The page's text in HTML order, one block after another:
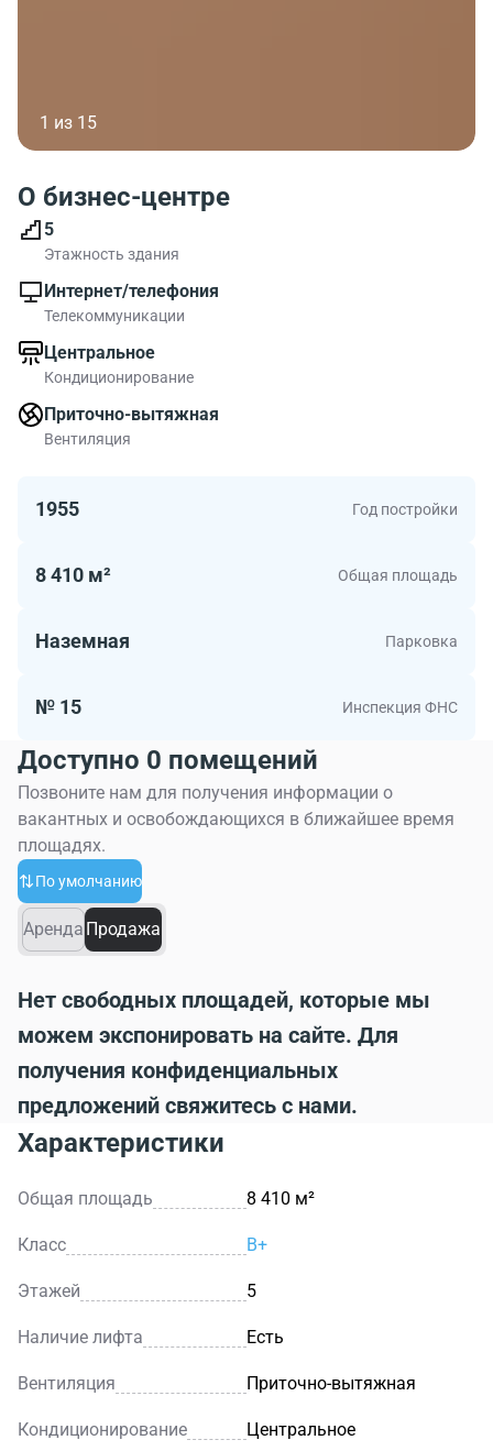
1 из 15
О бизнес-центре
5
Этажность здания
Интернет/телефония
Телекоммуникации
Центральное
Кондиционирование
Приточно-вытяжная
Вентиляция
1955 Год постройки
8 410 м² Общая площадь
Наземная Парковка
№ 15 Инспекция ФНС
Доступно 0 помещений
Позвоните нам для получения информации о
вакантных и освобождающихся в ближайшее время
площадях.
По умолчанию
Аренда Продажа
Нет свободных площадей, которые мы
можем экспонировать на сайте. Для
получения конфиденциальных
предложений свяжитесь с нами.
Характеристики
Общая площадь 8 410 м²
Класс B+
Этажей 5
Наличие лифта Есть
Вентиляция Приточно-вытяжная
Кондиционирование Центральное